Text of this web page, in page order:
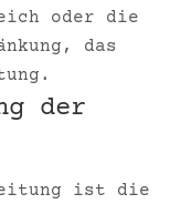
oder die
das
der
ist die